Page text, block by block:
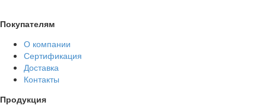
Покупателям
О компании
Сертификация
Доставка
Контакты
Продукция